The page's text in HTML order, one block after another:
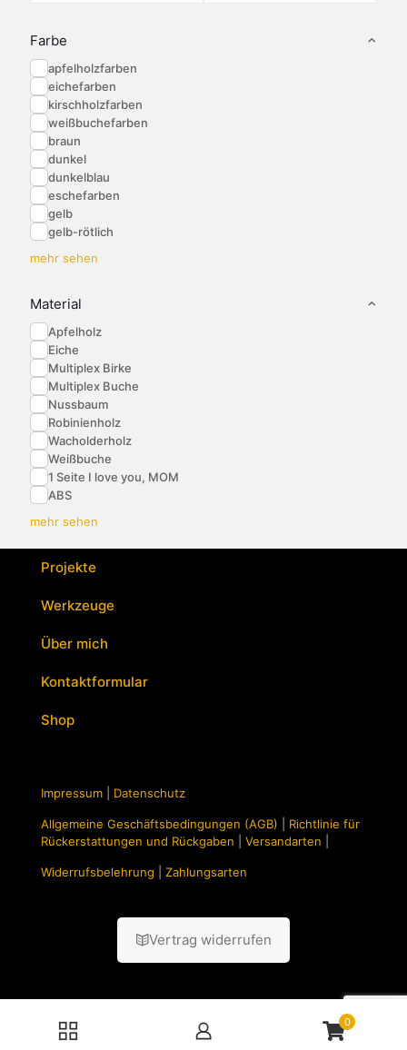
Farbe
apfelholzfarben
eichefarben
kirschholzfarben
weißbuchefarben
braun
dunkel
dunkelblau
eschefarben
gelb
gelb-rötlich
mehr sehen
Material
Apfelholz
Eiche
Multiplex Birke
Multiplex Buche
Nussbaum
Robinienholz
Wacholderholz
Weißbuche
1 Seite I love you, MOM
ABS
mehr sehen
Projekte
Werkzeuge
Über mich
Kontaktformular
Shop
Impressum Datenschutz
Allgemeine Geschäftsbedingungen (AGB)
Richtlinie für
Rückerstattungen und Rückgaben
Versandarten
Widerrufsbelehrung Zahlungsarten
Vertrag widerrufen
0